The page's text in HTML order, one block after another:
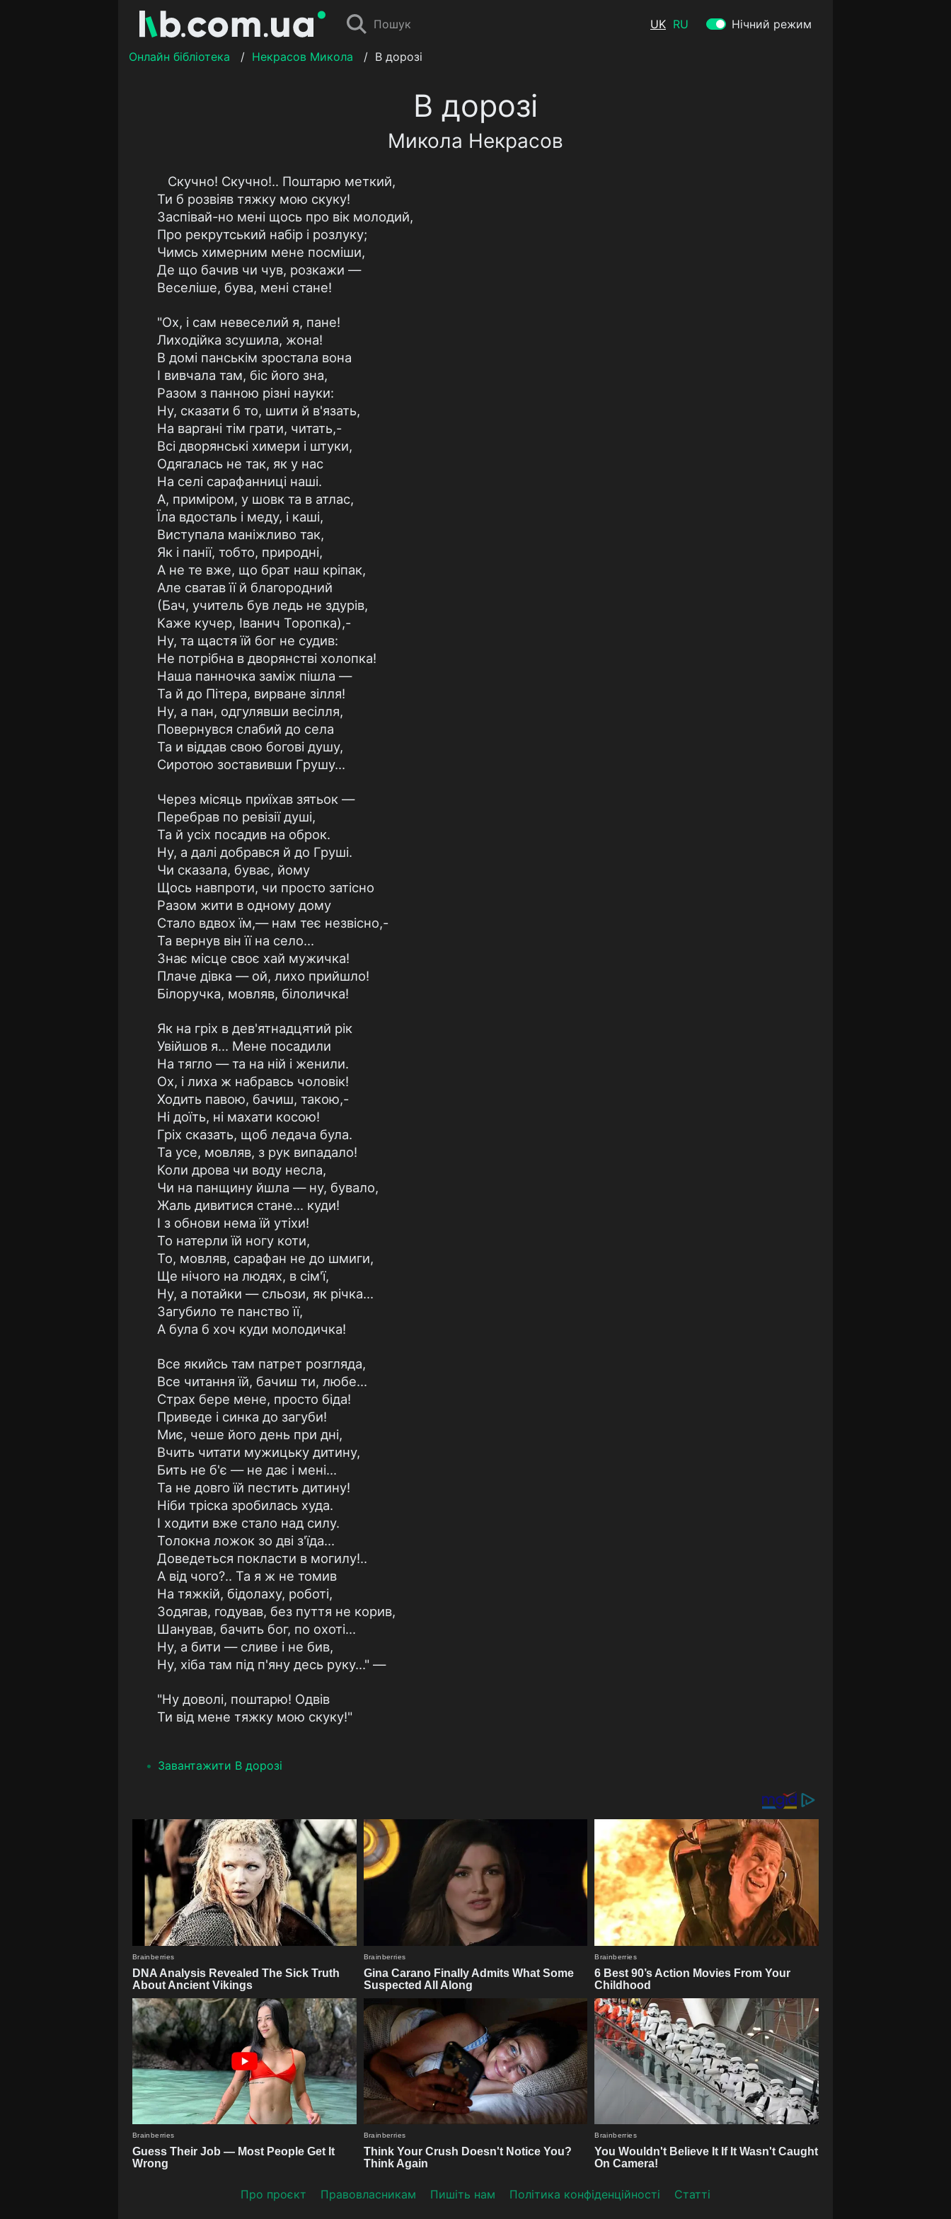
Пошук UK RU Нічний режим
Онлайн бібліотека / Некрасов Микола / В дорозі
В дорозі
Микола Некрасов
Скучно! Скучно!.. Поштарю меткий,
Ти б розвіяв тяжку мою скуку!
Заспівай-но мені щось про вік молодий,
Про рекрутський набір і розлуку;
Чимсь химерним мене посміши,
Де що бачив чи чув, розкажи —
Веселіше, бува, мені стане!
"Ох, і сам невеселий я, пане!
Лиходійка зсушила, жона!
В домі панськім зростала вона
І вивчала там, біс його зна,
Разом з панною різні науки:
Ну, сказати б то, шити й в'язать,
На варгані тім грати, читать,-
Всі дворянські химери і штуки,
Одягалась не так, як у нас
На селі сарафанниці наші.
А, приміром, у шовк та в атлас,
Їла вдосталь і меду, і каші,
Виступала маніжливо так,
Як і панії, тобто, природні,
А не те вже, що брат наш кріпак,
Але сватав її й благородний
(Бач, учитель був ледь не здурів,
Каже кучер, Іванич Торопка),-
Ну, та щастя їй бог не судив:
Не потрібна в дворянстві холопка!
Наша панночка заміж пішла —
Та й до Пітера, вирване зілля!
Ну, а пан, одгулявши весілля,
Повернувся слабий до села
Та и віддав свою богові душу,
Сиротою зоставивши Грушу...
Через місяць приїхав зятьок —
Перебрав по ревізії душі,
Та й усіх посадив на оброк.
Ну, а далі добрався й до Груші.
Чи сказала, буває, йому
Щось навпроти, чи просто затісно
Разом жити в одному дому
Стало вдвох їм,— нам теє незвісно,-
Та вернув він її на село...
Знає місце своє хай мужичка!
Плаче дівка — ой, лихо прийшло!
Білоручка, мовляв, білоличка!
Як на гріх в дев'ятнадцятий рік
Увійшов я... Мене посадили
На тягло — та на ній і женили.
Ох, і лиха ж набравсь чоловік!
Ходить павою, бачиш, такою,-
Ні доїть, ні махати косою!
Гріх сказать, щоб ледача була.
Та усе, мовляв, з рук випадало!
Коли дрова чи воду несла,
Чи на панщину йшла — ну, бувало,
Жаль дивитися стане... куди!
І з обнови нема їй утіхи!
То натерли їй ногу коти,
То, мовляв, сарафан не до шмиги,
Ще нічого на людях, в сім'ї,
Ну, а потайки — сльози, як річка...
Загубило те панство її,
А була б хоч куди молодичка!
Все якийсь там патрет розгляда,
Все читання їй, бачиш ти, любе...
Страх бере мене, просто біда!
Приведе і синка до загуби!
Миє, чеше його день при дні,
Вчить читати мужицьку дитину,
Бить не б'є — не дає і мені...
Та не довго їй пестить дитину!
Ніби тріска зробилась худа.
І ходити вже стало над силу.
Толокна ложок зо дві з'їда...
Доведеться покласти в могилу!..
А від чого?.. Та я ж не томив
На тяжкій, бідолаху, роботі,
Зодягав, годував, без пуття не корив,
Шанував, бачить бог, по охоті...
Ну, а бити — сливе і не бив,
Ну, хіба там під п'яну десь руку..." —
"Ну доволі, поштарю! Одвів
Ти від мене тяжку мою скуку!"
Завантажити В дорозі
Про проєкт Прaвoвлaсникaм Пишіть нам Політика конфіденційності Статті